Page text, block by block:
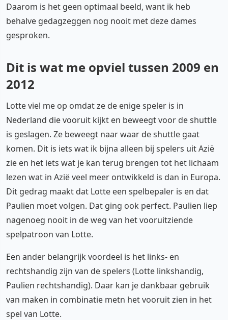
Daarom is het geen optimaal beeld, want ik heb
behalve gedagzeggen nog nooit met deze dames
gesproken.
Dit is wat me opviel tussen 2009 en
2012
Lotte viel me op omdat ze de enige speler is in
Nederland die vooruit kijkt en beweegt voor de shuttle
is geslagen. Ze beweegt naar waar de shuttle gaat
komen. Dit is iets wat ik bijna alleen bij spelers uit Azië
zie en het iets wat je kan terug brengen tot het lichaam
lezen wat in Azië veel meer ontwikkeld is dan in Europa.
Dit gedrag maakt dat Lotte een spelbepaler is en dat
Paulien moet volgen. Dat ging ook perfect. Paulien liep
nagenoeg nooit in de weg van het vooruitziende
spelpatroon van Lotte.
Een ander belangrijk voordeel is het links- en
rechtshandig zijn van de spelers (Lotte linkshandig,
Paulien rechtshandig). Daar kan je dankbaar gebruik
van maken in combinatie metn het vooruit zien in het
spel van Lotte.